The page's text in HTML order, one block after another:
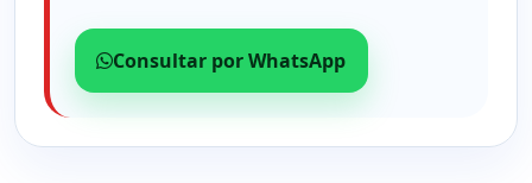
Consultar por WhatsApp